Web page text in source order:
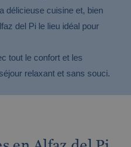
grande
délicieuse cuisine et, bien
del Pi le lieu idéal pour
tout le confort et les
relaxant et sans souci.